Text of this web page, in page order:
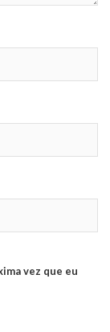
vez que eu